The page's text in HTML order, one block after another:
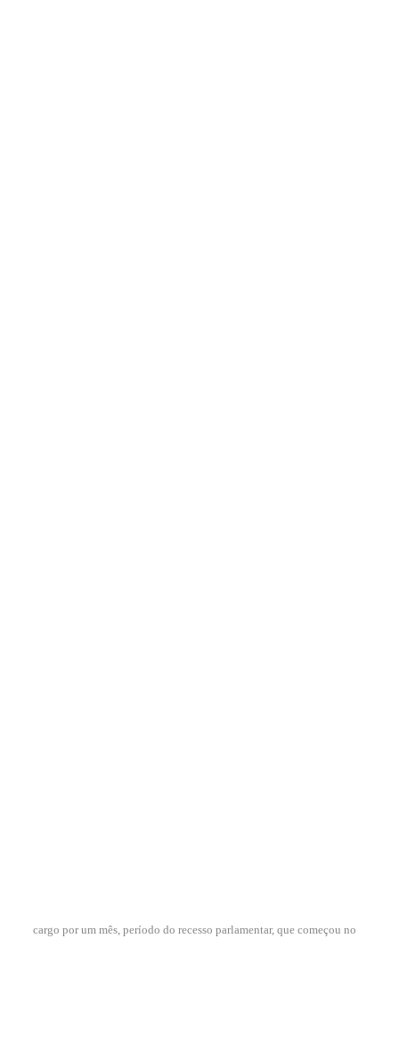
cargo por um mês, período do recesso parlamentar, que começou no